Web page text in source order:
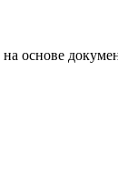
основе